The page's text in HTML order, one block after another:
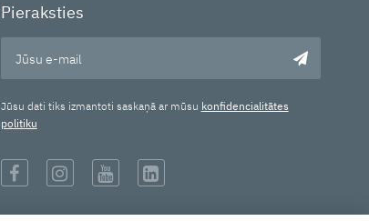
Pieraksties
Jūsu dati tiks izmantoti saskaņā ar mūsu konfidencialitātes
politiku